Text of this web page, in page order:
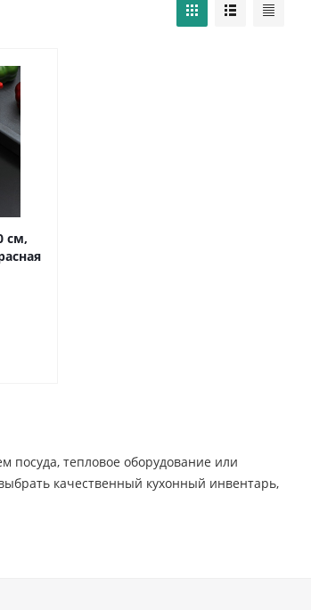
см,
посуда, тепловое оборудование или
качественный кухонный инвентарь,